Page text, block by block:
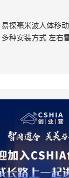
易探毫米波人体移动
多种安装方式 左右